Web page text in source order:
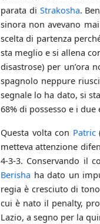
parata di Strakosha.
sinora non avevano
scelta di partenza
sta meglio e si allena
disastrose) per un’ora
spagnolo neppure
segnale lo ha dato, si
68% di possesso e i
Questa volta con Patric
metteva attenzione
4-3-3. Conservando il
Berisha ha dato un
regia è cresciuto di
cui è nato il penalty,
Lazio, a segno per la